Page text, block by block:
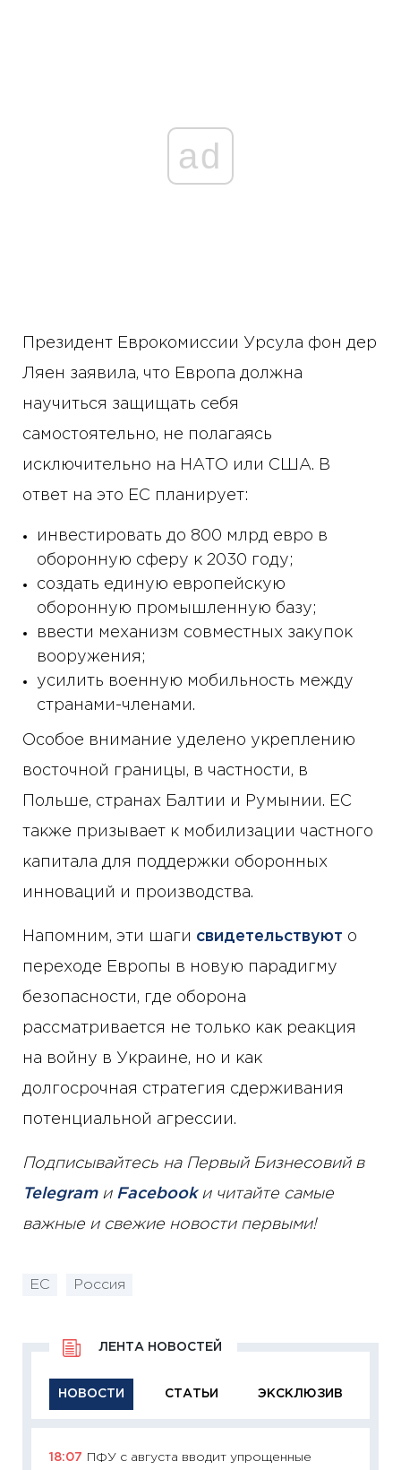
ad
Президент Еврокомиссии Урсула фон дер
Ляен заявила, что Европа должна
научиться защищать себя
самостоятельно, не полагаясь
исключительно на НАТО или США. В
ответ на это ЕС планирует:
инвестировать до 800 млрд евро в
оборонную сферу к 2030 году;
создать единую европейскую
оборонную промышленную базу;
ввести механизм совместных закупок
вооружения;
усилить военную мобильность между
странами-членами.
Особое внимание уделено укреплению
восточной границы, в частности, в
Польше, странах Балтии и Румынии. ЕС
также призывает к мобилизации частного
капитала для поддержки оборонных
инноваций и производства.
Напомним, эти шаги свидетельствуют о
переходе Европы в новую парадигму
безопасности, где оборона
рассматривается не только как реакция
на войну в Украине, но и как
долгосрочная стратегия сдерживания
потенциальной агрессии.
Подписывайтесь на Первый Бизнесовий в
Telegramи Facebookи читайте самые
важные и свежие новости первыми!
ЕС Россия
НОВОСТИ СТАТЬИ ЭКСКЛЮЗИВ
ЛЕНТА НОВОСТЕЙ
18:07 ПФУ с августа вводит упрощенные